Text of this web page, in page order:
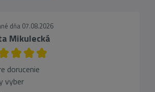
dňa 07.08.2026
Mikulecká
dorucenie
vyber